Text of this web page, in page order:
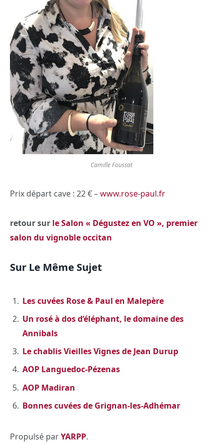
Camille Foussat
Prix départ cave : 22 € –www.rose-paul.fr
retour sur le Salon « Dégustez en VO », premier
salon du vignoble occitan
Sur Le Même Sujet
Les cuvées Rose & Paul en Malepère
Un rosé à dos d’éléphant, le domaine des
Annibals
Le chablis Vieilles Vignes de Jean Durup
AOP Languedoc-Pézenas
AOP Madiran
Bonnes cuvées de Grignan-les-Adhémar
Propulsé parYARPP.